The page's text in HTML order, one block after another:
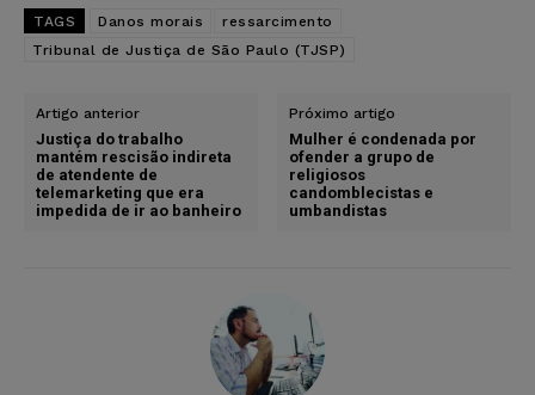
TAGS Danos morais
ressarcimento
Tribunal de Justiça de São Paulo (TJSP)
Artigo anterior
Justiça do trabalho
mantém rescisão indireta
de atendente de
telemarketing que era
impedida de ir ao banheiro
Próximo artigo
Mulher é condenada por
ofender a grupo de
religiosos
candomblecistas e
umbandistas